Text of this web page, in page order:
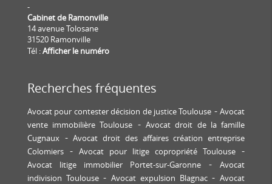
-
Cabinet de Ramonville
14 avenue Tolosane
31520 Ramonville
Tél :Afficher le numéro
Recherches fréquentes
Avocat pour contester décision de justice Toulouse
Avocat
vente immobilière Toulouse
Avocat droit de la famille
Cugnaux
Avocat droit des affaires création entreprise
Colomiers
Avocat pour litige copropriété Toulouse
Avocat litige immobilier Portet-sur-Garonne
Avocat
indivision Toulouse
Avocat expulsion Blagnac
Avocat